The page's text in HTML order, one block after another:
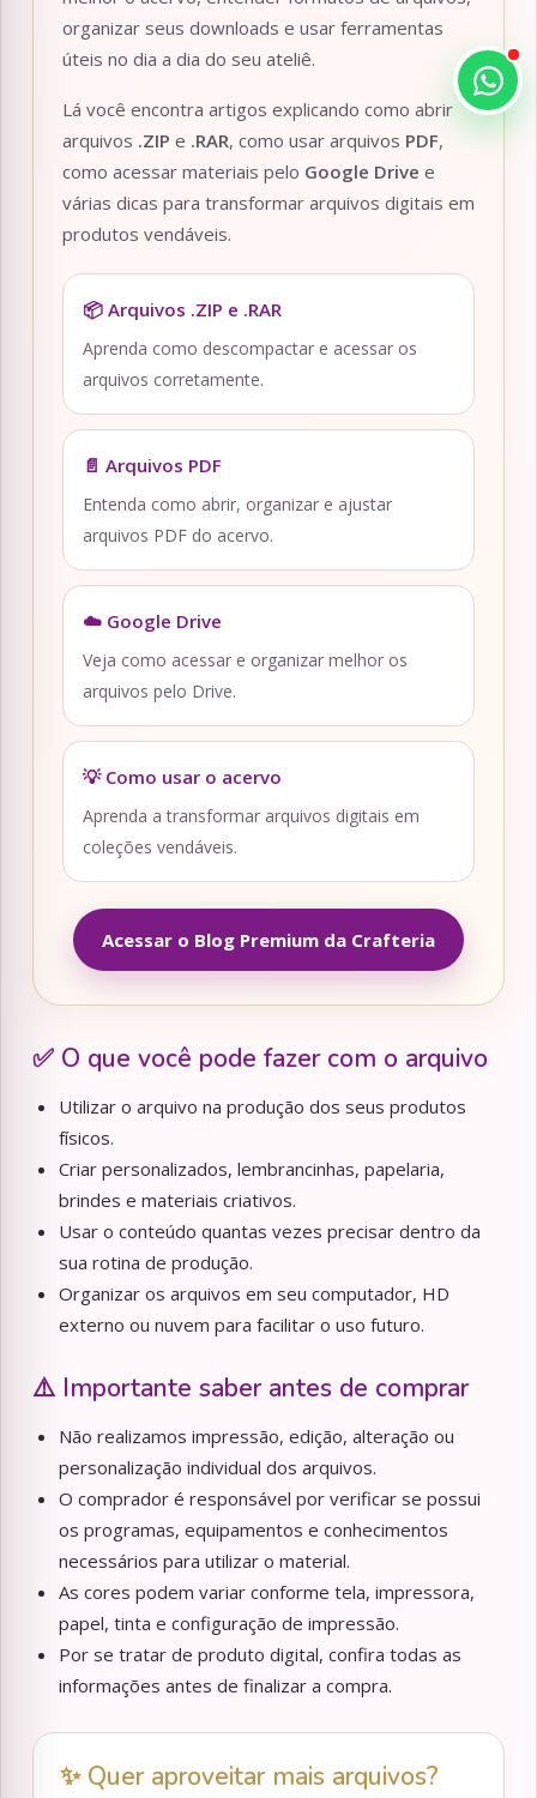
organizar seus downloads e usar ferramentas
úteis no dia a dia do seu ateliê.
Lá você encontra artigos explicando como abrir
arquivos .ZIP e .RAR, como usar arquivos PDF,
como acessar materiais pelo Google Drive e
várias dicas para transformar arquivos digitais em
produtos vendáveis.
📦 Arquivos .ZIP e .RAR
Aprenda como descompactar e acessar os
arquivos corretamente.
📄 Arquivos PDF
Entenda como abrir, organizar e ajustar
arquivos PDF do acervo.
☁️ Google Drive
Veja como acessar e organizar melhor os
arquivos pelo Drive.
💡 Como usar o acervo
Aprenda a transformar arquivos digitais em
coleções vendáveis.
Acessar o Blog Premium da Crafteria
✅ O que você pode fazer com o arquivo
Utilizar o arquivo na produção dos seus produtos
físicos.
Criar personalizados, lembrancinhas, papelaria,
brindes e materiais criativos.
Usar o conteúdo quantas vezes precisar dentro da
sua rotina de produção.
Organizar os arquivos em seu computador, HD
externo ou nuvem para facilitar o uso futuro.
⚠️ Importante saber antes de comprar
Não realizamos impressão, edição, alteração ou
personalização individual dos arquivos.
O comprador é responsável por verificar se possui
os programas, equipamentos e conhecimentos
necessários para utilizar o material.
As cores podem variar conforme tela, impressora,
papel, tinta e configuração de impressão.
Por se tratar de produto digital, confira todas as
informações antes de finalizar a compra.
✨ Quer aproveitar mais arquivos?